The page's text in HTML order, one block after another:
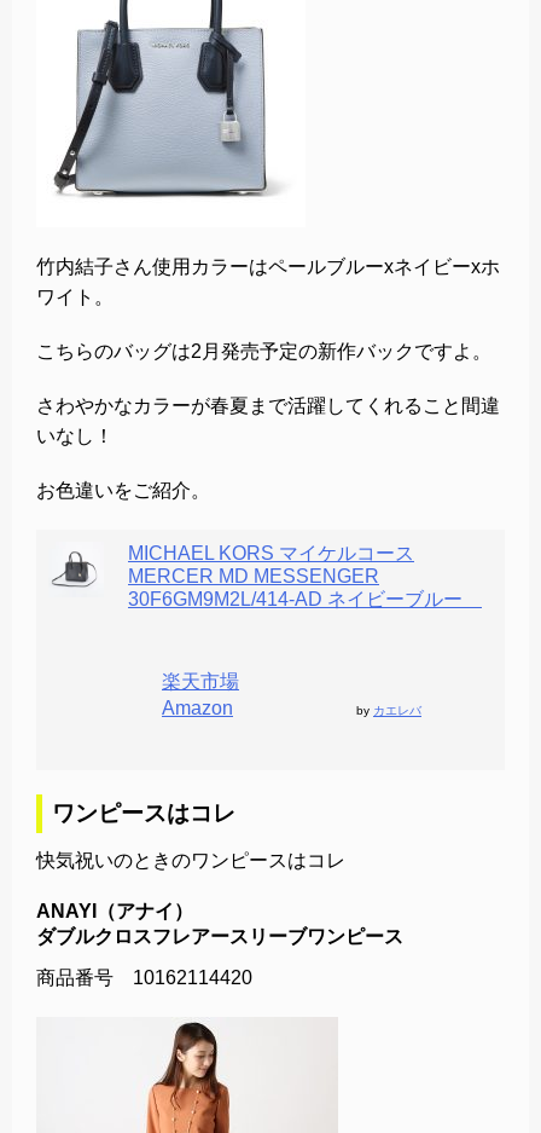
竹内結子さん使用カラーはペールブルーxネイビーxホ
ワイト。
こちらのバッグは2月発売予定の新作バックですよ。
さわやかなカラーが春夏まで活躍してくれること間違
いなし！
お色違いをご紹介。
MICHAEL KORS マイケルコース
MERCER MD MESSENGER
30F6GM9M2L/414-AD ネイビーブルー
楽天市場
Amazon
by カエレバ
ワンピースはコレ
快気祝いのときのワンピースはコレ
ANAYI（アナイ）
ダブルクロスフレアースリーブワンピース
商品番号 10162114420